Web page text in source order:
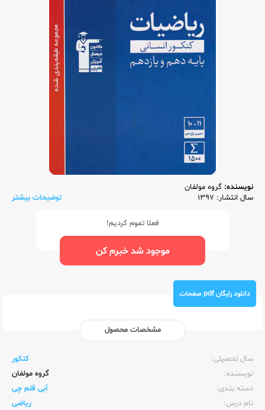
نویسنده: گروه مولفان
سال انتشار: 1397
توضیحات بیشتر
فعلا تموم کردیم!
موجود شد خبرم کن
دانلود رایگان pdf صفحات
مشخصات محصول
سال تحصیلی:‌
کنکور
نویسنده:‌
گروه مولفان
دسته بندی:
آبی قلم چی
نام درس:
ریاضی